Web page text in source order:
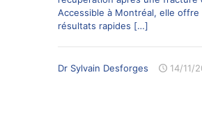
Accessible à Montréal, elle offre
résultats rapides […]
Dr Sylvain Desforges 14/11/